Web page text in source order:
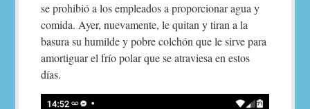
se prohibió a los empleados a proporcionar agua y
comida. Ayer, nuevamente, le quitan y tiran a la
basura su humilde y pobre colchón que le sirve para
amortiguar el frío polar que se atraviesa en estos
días.